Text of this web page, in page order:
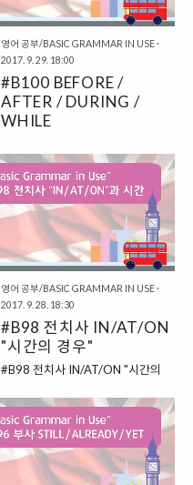
살펴보았는데요. 이번에는 조금 더
범위를 넓힌 경우를 살펴보도록 할
것입니다. 그래서, 나름 "장소의 경
우"라는 이름을 붙여보았지요. # 범
위를 조금 넓힌 경우의 전치사 IN /
AT / ON 사실, 이렇게 범위를 조금
더 넓힌 경우에도 크게 차이점은 없
가 있는 공간 안에 있는 경우"를 가
리키는 경우가 일반적이고, AT은
"특별히 경계가 없는 경우"를 가리
키는 용도로 쓰이는 것이지요. 그리
고 "ON"의 경우에는 여전히 "어딘
가에 밀착하고 있는 경우"를 가리..
영어 공부/BASIC GRAMMAR IN USE·
2017. 9. 29. 18:00
#B100 BEFORE /
AFTER / DURING /
WHILE
DURING / WHILE 이번에도 계속
해서 전치사에 대해서 이야기를 나
누어보도록 하겠습니다. 그런데, 특
정 단어들의 경우에는 명사와 함께
전치사로만 사용되는 것이 아니라,
문장과 함께 사용되면서 "접속사"로
도 사용되기도 하지요. 지금 살펴볼
단어들이 대부분 그렇습니다. # 전
치사 / 접속사 둘 다 사용되는 단어
와, 한 가지로만 사용되는 단어 이번
에 살펴볼 핵심이 어쩌면 이것일지
도 모르겠습니다. 그 의미는 어렵지
용법에서 헷갈릴 부분이 있는 것이
지요. 그래서 그 용법을 정리해보고
넘어가는 것이 좋을 것입니다.
BEFORE = 전에 [전치사 / 접속사
로 사용] AFTER = 후에 [전치사 /
영어 공부/BASIC GRAMMAR IN USE·
2017. 9. 28. 18:30
#B98 전치사 IN/AT/ON
"시간의 경우"
#B98 전치사 IN/AT/ON "시간의
해서 한 번 살펴보게 되었습니다. 사
실, 영어의 전치사는 우리말에는 없
는 개념인지라 외국인이 전치사를
완벽하게 사용하기는 쉽지가 않습
니다. 그렇다고 해서 그리 어렵게 생